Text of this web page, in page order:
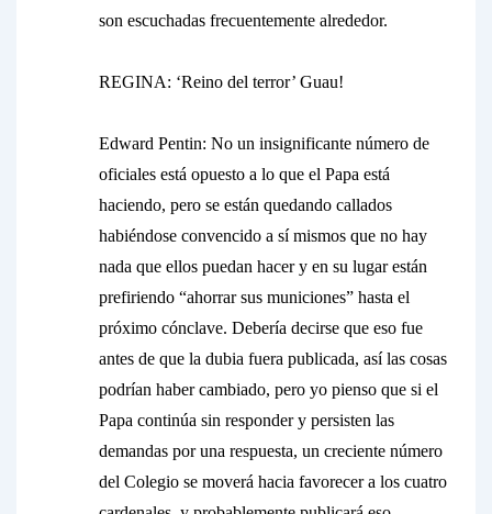
son escuchadas frecuentemente alrededor.
REGINA: ‘Reino del terror’ Guau!
Edward Pentin: No un insignificante número de
oficiales está opuesto a lo que el Papa está
haciendo, pero se están quedando callados
habiéndose convencido a sí mismos que no hay
nada que ellos puedan hacer y en su lugar están
prefiriendo “ahorrar sus municiones” hasta el
próximo cónclave. Debería decirse que eso fue
antes de que la dubia fuera publicada, así las cosas
podrían haber cambiado, pero yo pienso que si el
Papa continúa sin responder y persisten las
demandas por una respuesta, un creciente número
del Colegio se moverá hacia favorecer a los cuatro